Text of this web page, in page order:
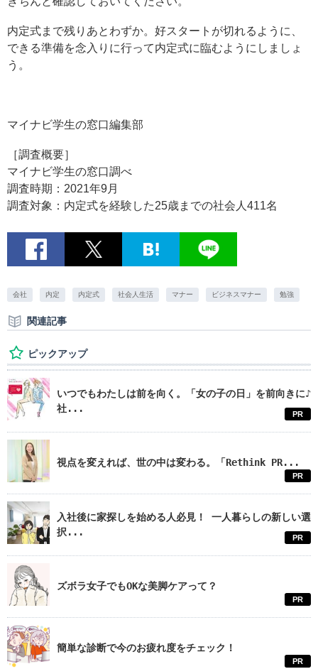
内定式まで残りあとわずか。好スタートが切れるように、
できる準備を念入りに行って内定式に臨むようにしましょ
う。
マイナビ学生の窓口編集部
［調査概要］
マイナビ学生の窓口調べ
調査時期：2021年9月
調査対象：内定式を経験した25歳までの社会人411名
会社 内定 内定式 社会人生活 マナー ビジネスマナー 勉強
関連記事
ピックアップ
いつでもわたしは前を向く。「女の子の日」を前向きに♪
社...
PR
視点を変えれば、世の中は変わる。「Rethink PR...
PR
入社後に家探しを始める人必見！ 一人暮らしの新しい選
択...
PR
ズボラ女子でもOKな美脚ケアって？
PR
簡単な診断で今のお疲れ度をチェック！
PR